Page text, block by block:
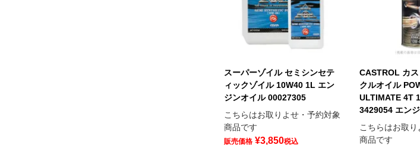
スーパーゾイル セミシンセテ
ィックゾイル 10W40 1L エン
ジンオイル 00027305
こちらはお取りよせ・予約対象
商品です
販売価格 ¥3,850税込
CASTROL カ
クルオイル
ULTIMATE 4T
3429054 エン
こちらはお取
商品です